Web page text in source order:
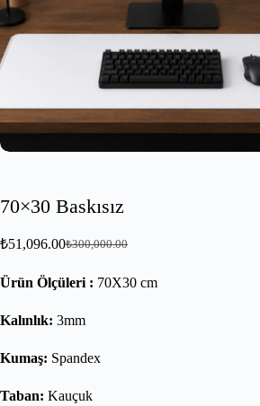
70×30 Baskısız
₺300,000.00
₺51,096.00
Ürün Ölçüleri : 70X30 cm
Kalınlık: 3mm
Kumaş: Spandex
Taban: Kauçuk